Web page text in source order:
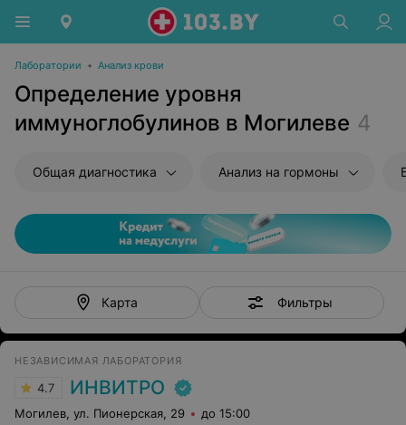
Лаборатории • Анализ крови
Определение уровня
иммуноглобулинов в Могилеве 4
Общая диагностика Анализ на гормоны
Карта Фильтры
НЕЗАВИСИМАЯ ЛАБОРАТОРИЯ
4.7 ИНВИТРО
Могилев, ул. Пионерская, 29 до 15:00